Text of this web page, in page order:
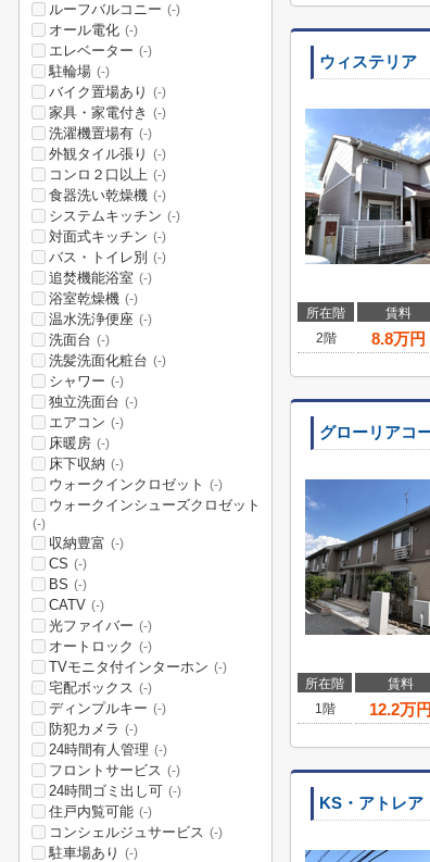
ウィステリア
所在階 賃料
2階
8.8万円
グローリアコ
所在階 賃料
1階
12.2万円
KS・アトレア
ルーフバルコニー (-)
オール電化 (-)
エレベーター (-)
駐輪場 (-)
バイク置場あり (-)
家具・家電付き (-)
洗濯機置場有 (-)
外観タイル張り (-)
コンロ２口以上 (-)
食器洗い乾燥機 (-)
システムキッチン (-)
対面式キッチン (-)
バス・トイレ別 (-)
追焚機能浴室 (-)
浴室乾燥機 (-)
温水洗浄便座 (-)
洗面台 (-)
洗髪洗面化粧台 (-)
シャワー (-)
独立洗面台 (-)
エアコン (-)
床暖房 (-)
床下収納 (-)
ウォークインクロゼット (-)
ウォークインシューズクロゼット
(-)
収納豊富 (-)
CS (-)
BS (-)
CATV (-)
光ファイバー (-)
オートロック (-)
TVモニタ付インターホン (-)
宅配ボックス (-)
ディンプルキー (-)
防犯カメラ (-)
24時間有人管理 (-)
フロントサービス (-)
24時間ゴミ出し可 (-)
住戸内覧可能 (-)
コンシェルジュサービス (-)
駐車場あり (-)